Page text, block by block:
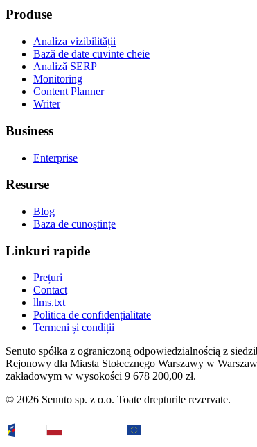
Produse
Analiza vizibilității
Bază de date cuvinte cheie
Analiză SERP
Monitoring
Content Planner
Writer
Business
Enterprise
Resurse
Blog
Baza de cunoștințe
Linkuri rapide
Prețuri
Contact
llms.txt
Politica de confidențialitate
Termeni și condiții
Senuto spółka z ograniczoną odpowiedzialnością z
Rejonowy dla Miasta Stołecznego Warszawy w
zakładowym w wysokości 9 678 200,00 zł.
© 2026 Senuto sp. z o.o. Toate drepturile rezervate.